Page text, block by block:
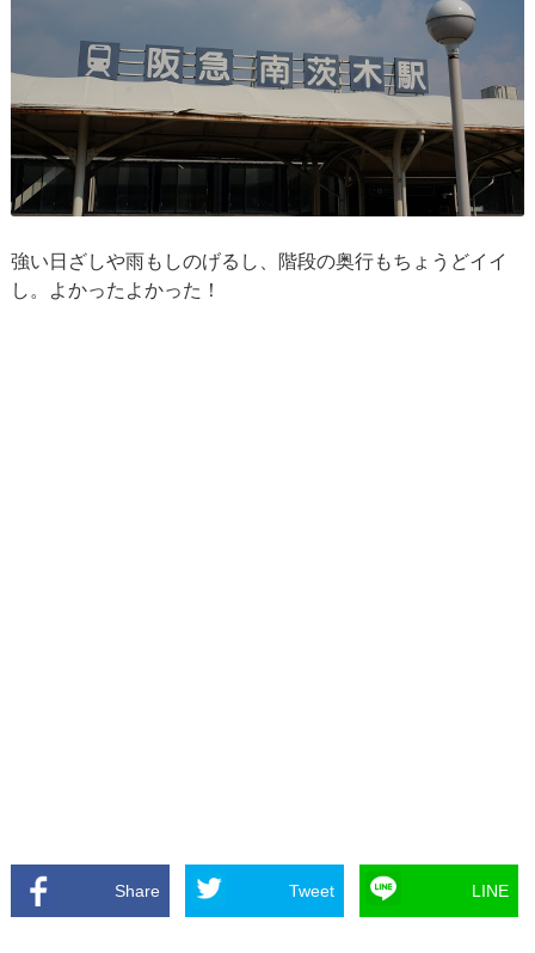
強い日ざしや雨もしのげるし、階段の奥行もちょうどイイ
し。よかったよかった！
Share Tweet LINE